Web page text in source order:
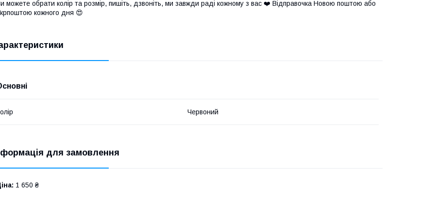
можете обрати колір та розмір, пишіть, дзвоніть, ми завжди раді кожному з вас ❤️ Відправочка Новою поштою або
кожного дня 😍
Червоний
для замовлення
1 650 ₴